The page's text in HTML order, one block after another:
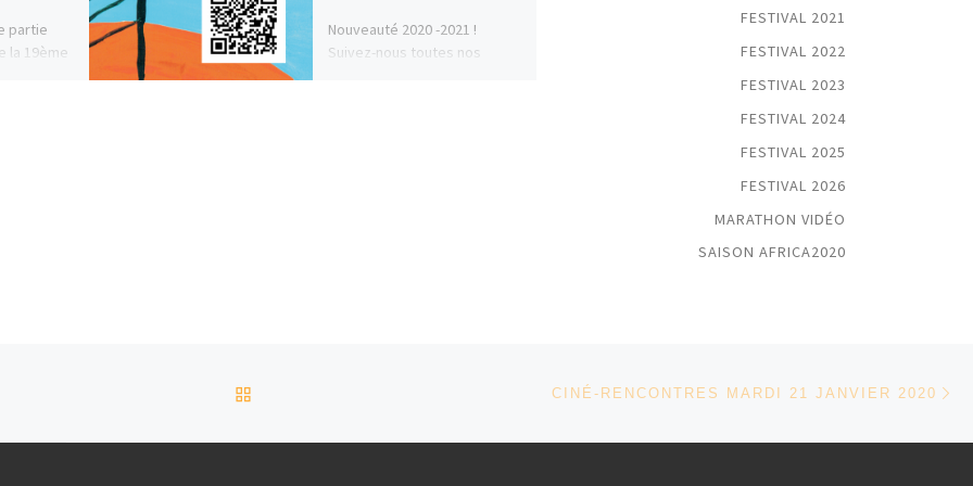
partie
la 19ème
Nouveauté 2020 -2021 !
Suivez-nous toutes nos
La semaine prochaine, la
discussion se poursuivra
Tarkovski.La séance sera
animée par Tahar
FESTIVAL 2021
FESTIVAL 2022
FESTIVAL 2023
FESTIVAL 2024
FESTIVAL 2025
FESTIVAL 2026
MARATHON VIDÉO
SAISON AFRICA2020
RETOUR À LA LISTE DES ARTICLESCINÉ-RENCONTRES MARDI 21 JANVIER 2020